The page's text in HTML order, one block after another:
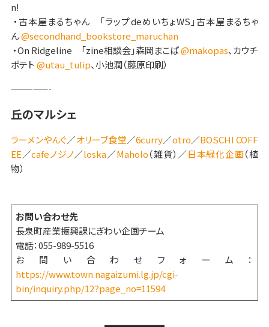
n!
・古本屋まるちゃん 「ラップdeめいちょWS」古本屋まるちゃ
ん@secondhand_bookstore_maruchan
・On Ridgeline 「zine相談会」森岡まこぱ@makopas、カウチ
ポテト@utau_tulip、小池潤（藤原印刷）
—————-
丘のマルシェ
ラーメンやんぐ／オリーブ食堂／6curry／otro／BOSCHI COFF
EE／cafeノジノ／loska／Maholo（雑貨）／日本緑化企画（植
物）
お問い合わせ先
長泉町産業振興課にぎわい企画チーム
電話：055-989-5516
お問い合わせフォーム：
https://www.town.nagaizumi.lg.jp/cgi-
bin/inquiry.php/12?page_no=11594